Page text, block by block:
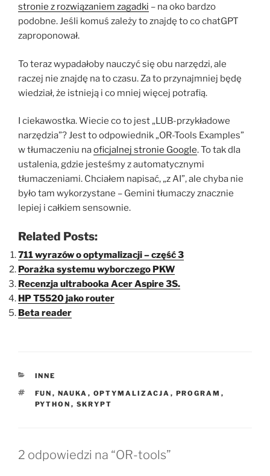
stronie z rozwiązaniem zagadki – na oko bardzo
podobne. Jeśli komuś zależy to znajdę to co chatGPT
zaproponował.
To teraz wypadałoby nauczyć się obu narzędzi, ale
raczej nie znajdę na to czasu. Za to przynajmniej będę
wiedział, że istnieją i co mniej więcej potrafią.
I ciekawostka. Wiecie co to jest „LUB-przykładowe
narzędzia”? Jest to odpowiednik „OR-Tools Examples”
w tłumaczeniu naoficjalnej stronie Google. To tak dla
ustalenia, gdzie jesteśmy z automatycznymi
tłumaczeniami. Chciałem napisać, „z AI”, ale chyba nie
było tam wykorzystane – Gemini tłumaczy znacznie
lepiej i całkiem sensownie.
Related Posts:
711 wyrazów o optymalizacji – część 3
Porażka systemu wyborczego PKW
Recenzja ultrabooka Acer Aspire 3S.
HP T5520 jako router
Beta reader
KATEGORIE
INNE
TAGI
FUN , NAUKA , OPTYMALIZACJA , PROGRAM ,
PYTHON , SKRYPT
2 odpowiedzi na “OR-tools”